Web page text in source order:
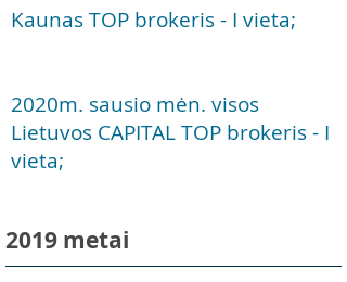
Kaunas TOP brokeris - I vieta;
2020m. sausio mėn. visos
Lietuvos CAPITAL TOP brokeris - I
vieta;
2019 metai